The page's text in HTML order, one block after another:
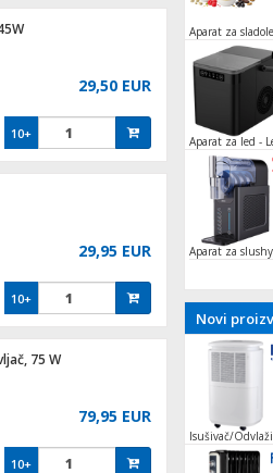
29,50 EUR
10+
29,95 EUR
10+
75 W
79,95 EUR
10+
LED zaslon, 45°
još 28 dana
-10
još 28 dana
53,90
Aparat za
lit., 90W
Aparat za led -
100W
Aparat za
Novi
139,90
FKA 200
Isušivač/
programa, R290